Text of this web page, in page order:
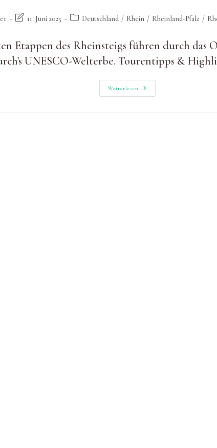
Beitrag
am:
11. Juni 2025
Beitrags-Deutschland / Rhein / Rheinland-Pfalz /
Etappen des Rheinsteigs führen durch
UNESCO-Welterbe. Tourentipps &
Weiterlesen
Rheinsteig:
Schönste